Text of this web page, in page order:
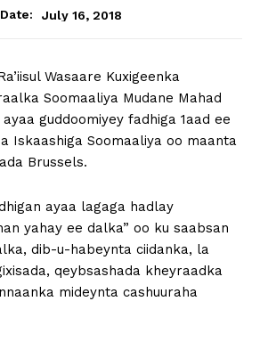
Date:
July 16, 2018
Wasaare Kuxigeenka
Soomaaliya Mudane Mahad
guddoomiyey fadhiga 1aad ee
Iskaashiga Soomaaliya oo maanta
Brussels.
ayaa lagaga hadlay
yahay ee dalka” oo ku saabsan
dib-u-habeynta ciidanka, la
qeybsashada kheyraadka
mideynta cashuuraha